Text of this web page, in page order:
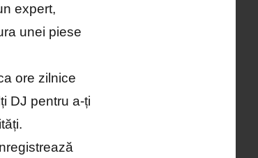
expert,
unei piese
ore zilnice
DJ pentru a-ți